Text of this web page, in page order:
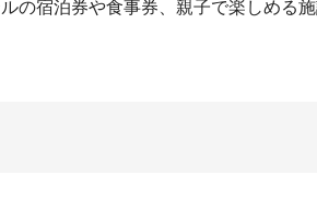
の宿泊券や食事券、親子で楽しめる